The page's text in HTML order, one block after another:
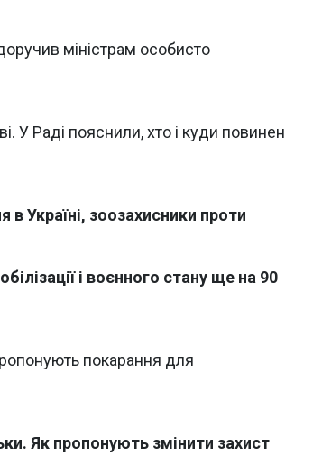
міністрам особисто
У Раді пояснили, хто і куди повинен
Україні, зоозахисники проти
і воєнного стану ще на 90
покарання для
Як пропонують змінити захист